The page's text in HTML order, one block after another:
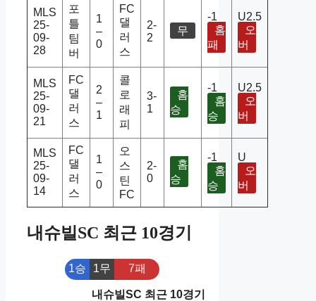
MLS
25-
09-
28
포
틀
팀
버
1
–
0
FC
댈
러
스
2-
2
무
-1
홈
패
U2.5
오
버
MLS
25-
09-
21
FC
댈
러
스
2
–
1
콜
로
래
피
3-
1
홈
승
-1
홈
승
U2.5
오
버
MLS
25-
09-
14
FC
댈
러
스
1
–
0
오
스
틴
FC
2-
0
홈
승
-1
홈
승
U
오
버
내슈빌SC 최근 10경기
1승 1무 7패
내슈빌SC 최근 10경기